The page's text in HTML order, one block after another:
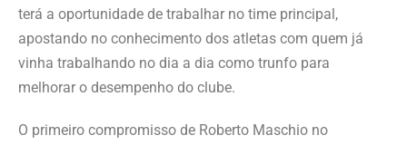
terá a oportunidade de trabalhar no time principal,
apostando no conhecimento dos atletas com quem já
vinha trabalhando no dia a dia como trunfo para
melhorar o desempenho do clube.
O primeiro compromisso de Roberto Maschio no